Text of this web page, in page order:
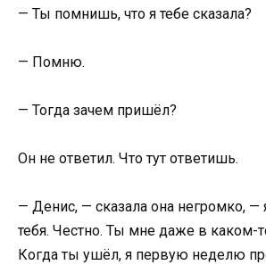
— Ты помнишь, что я тебе сказала?
— Помню.
— Тогда зачем пришёл?
Он не ответил. Что тут ответишь.
— Денис, — сказала она негромко, —
тебя. Честно. Ты мне даже в каком-
Когда ты ушёл, я первую неделю